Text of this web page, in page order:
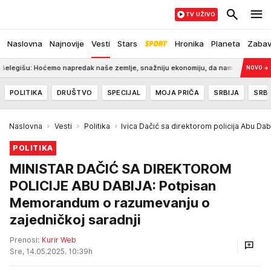
Naslovna Najnovije Vesti Stars Hronika Planeta
TV UŽIVO
Hoćemo napredak naše zemlje, snažniju ekonomiju, da nam deca ostaju ovde
NOVO →
POLITIKA DRUŠTVO SPECIJAL MOJA PRIČA SRBIJA
Naslovna Vesti Politika Ivica Dačić sa direktorom policija Abu
POLITIKA
MINISTAR DAČIĆ SA DIREKTOROM
POLICIJE ABU DABIJA: Potpisan
Memorandum o razumevanju o
zajedničkoj saradnji
Prenosi: Kurir Web
Sre, 14.05.2025. 10:39h